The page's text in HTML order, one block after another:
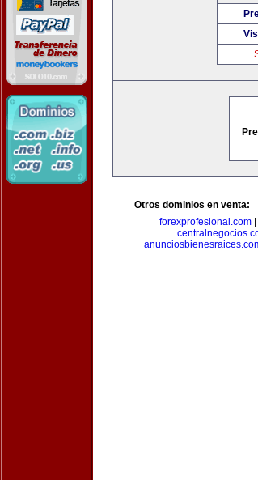
Otros dominios en venta:
forexprofesional.com|